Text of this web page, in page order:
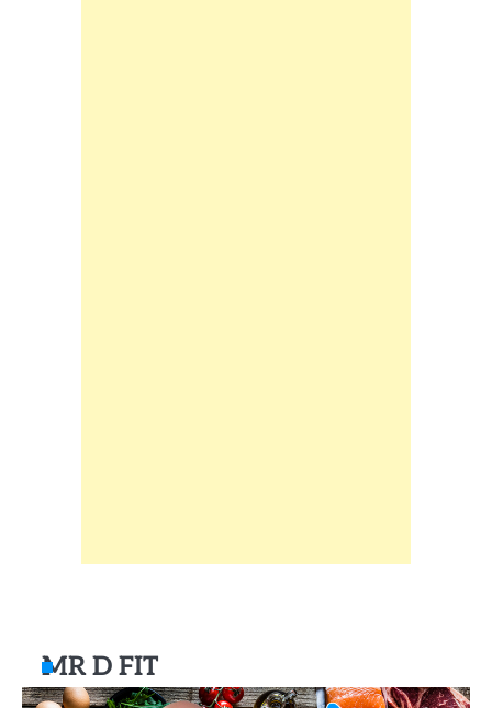
MR D FIT